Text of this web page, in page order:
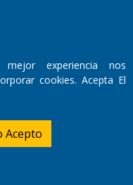
experiencia nos
cookies. Acepta El
Acepto